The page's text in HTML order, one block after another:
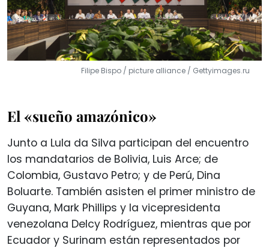
Filipe Bispo / picture alliance / Gettyimages.ru
El «sueño amazónico»
Junto a Lula da Silva participan del encuentro
los mandatarios de Bolivia, Luis Arce; de
Colombia, Gustavo Petro; y de Perú, Dina
Boluarte. También asisten el primer ministro de
Guyana, Mark Phillips y la vicepresidenta
venezolana Delcy Rodríguez, mientras que por
Ecuador y Surinam están representados por